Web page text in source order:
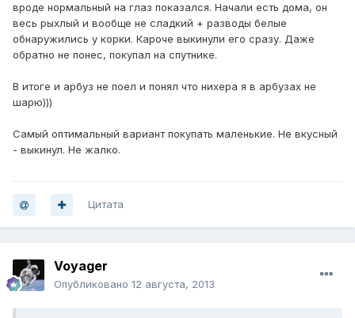
вроде нормальный на глаз показался. Начали есть дома, он
весь рыхлый и вообще не сладкий + разводы белые
обнаружились у корки. Кароче выкинули его сразу. Даже
обратно не понес, покупал на спутнике.
В итоге и арбуз не поел и понял что нихера я в арбузах не
шарю)))
Самый оптимальный вариант покупать маленькие. Не вкусный
- выкинул. Не жалко.
Цитата
Voyager
Опубликовано 12 августа, 2013